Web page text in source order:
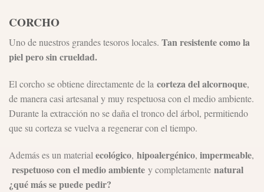
CORCHO
Uno de nuestros grandes tesoros locales. Tan resistente como la
piel pero sin crueldad.
El corcho se obtiene directamente de la corteza del alcornoque,
de manera casi artesanal y muy respetuosa con el medio ambiente.
Durante la extracción no se daña el tronco del árbol, permitiendo
que su corteza se vuelva a regenerar con el tiempo.
Además es un material ecológico, hipoalergénico, impermeable,
respetuoso con el medio ambiente y completamente natural
¿qué más se puede pedir?